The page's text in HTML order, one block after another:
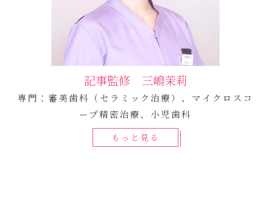
記事監修 三嶋茉莉
専門：審美歯科（セラミック治療）、マイクロスコ
ープ精密治療、小児歯科
もっと見る